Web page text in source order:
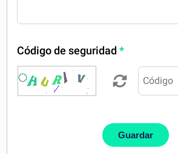
Código de seguridad *
Guardar